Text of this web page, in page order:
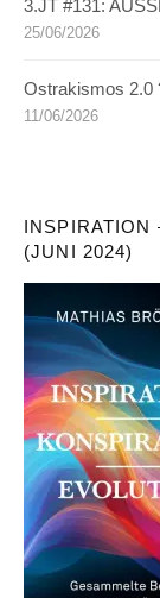
3.JT #131:
25/06/2026
Ostrakismos 2.0
11/06/2026
INSPIRATION
(JUNI 2024)